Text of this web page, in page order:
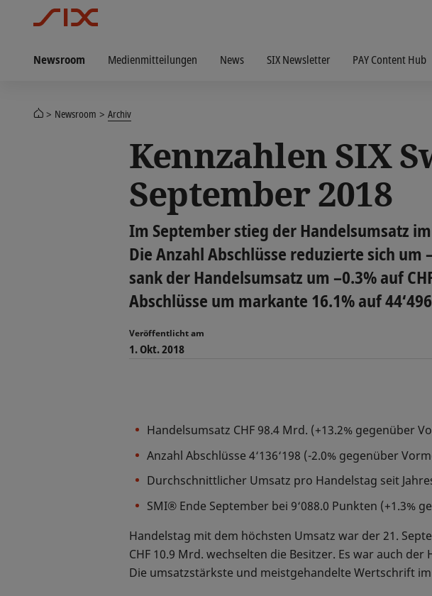
Newsroom Medienmitteilungen News SIX Newsletter PAY Content Hub
Newsroom Archiv
Kennzahlen SIX
September 2018
Im September stieg der Handelsumsatz
Die Anzahl Abschlüsse reduzierte sich um
sank der Handelsumsatz um –0.3% auf
Abschlüsse um markante 16.1% auf
Veröffentlicht am
1. Okt. 2018
Handelsumsatz CHF 98.4 Mrd. (+13.2% gegenüber
Anzahl Abschlüsse 4‘136‘198 (-2.0% gegenüber
Durchschnittlicher Umsatz pro Handelstag seit
SMI® Ende September bei 9‘088.0 Punkten (+1.3%
Handelstag mit dem höchsten Umsatz war der 21.
CHF 10.9 Mrd. wechselten die Besitzer. Es war auch
Die umsatzstärkste und meistgehandelte Wertschrift im